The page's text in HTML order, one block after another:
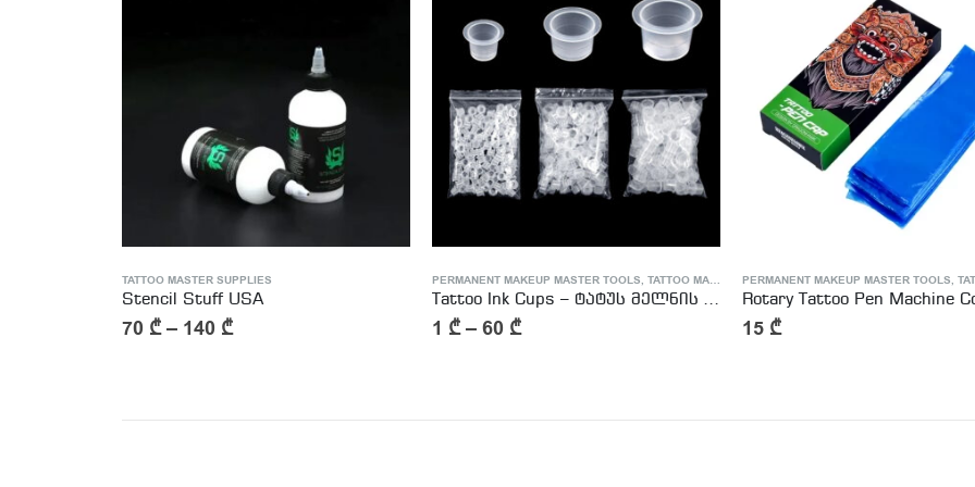
PERMANENT MAKEUP MASTER TOOLS
1₾ –60₾
PERMANENT MAKEUP MASTER TOOLS, TATTOO MASTER SUPPLIES
Rotary Tattoo Pen Machine Cover 200pcs
15₾
PERMANENT MAKEUP MASTER TOOLS,
ვაზელინი – Healing
25 ₾